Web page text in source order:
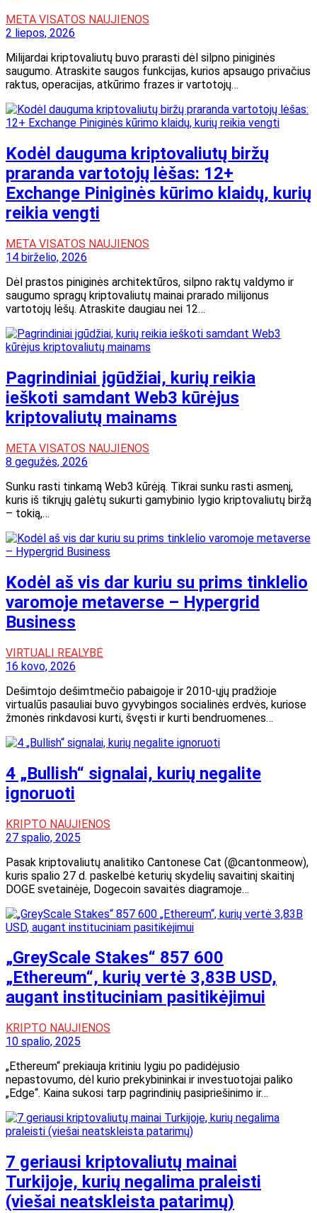
META VISATOS NAUJIENOS
2 liepos, 2026
Milijardai kriptovaliutų buvo prarasti dėl silpno piniginės
saugumo. Atraskite saugos funkcijas, kurios apsaugo privačius
raktus, operacijas, atkūrimo frazes ir vartotojų…
Kodėl dauguma kriptovaliutų biržų
praranda vartotojų lėšas: 12+
Exchange Piniginės kūrimo klaidų, kurių
reikia vengti
META VISATOS NAUJIENOS
14 birželio, 2026
Dėl prastos piniginės architektūros, silpno raktų valdymo ir
saugumo spragų kriptovaliutų mainai prarado milijonus
vartotojų lėšų. Atraskite daugiau nei 12…
Pagrindiniai įgūdžiai, kurių reikia
ieškoti samdant Web3 kūrėjus
kriptovaliutų mainams
META VISATOS NAUJIENOS
8 gegužės, 2026
Sunku rasti tinkamą Web3 kūrėją. Tikrai sunku rasti asmenį,
kuris iš tikrųjų galėtų sukurti gamybinio lygio kriptovaliutų biržą
– tokią,…
Kodėl aš vis dar kuriu su prims tinklelio
varomoje metaverse – Hypergrid
Business
VIRTUALI REALYBĖ
16 kovo, 2026
Dešimtojo dešimtmečio pabaigoje ir 2010-ųjų pradžioje
virtualūs pasauliai buvo gyvybingos socialinės erdvės, kuriose
žmonės rinkdavosi kurti, švęsti ir kurti bendruomenes…
4 „Bullish“ signalai, kurių negalite
ignoruoti
KRIPTO NAUJIENOS
27 spalio, 2025
Pasak kriptovaliutų analitiko Cantonese Cat (@cantonmeow),
kuris spalio 27 d. paskelbė keturių skydelių savaitinį skaitinį
DOGE svetainėje, Dogecoin savaitės diagramoje…
„GreyScale Stakes“ 857 600
„Ethereum“, kurių vertė 3,83B USD,
augant instituciniam pasitikėjimui
KRIPTO NAUJIENOS
10 spalio, 2025
„Ethereum“ prekiauja kritiniu lygiu po padidėjusio
nepastovumo, dėl kurio prekybininkai ir investuotojai paliko
„Edge“. Kaina sukosi tarp pagrindinių pasipriešinimo ir…
7 geriausi kriptovaliutų mainai
Turkijoje, kurių negalima praleisti
(viešai neatskleista patarimų)